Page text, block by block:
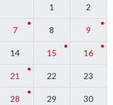
1 2
7 8 9
14 15 16
21 22 23
28 29 30